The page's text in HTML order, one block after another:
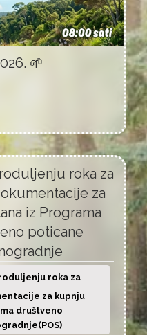
🌱
roka za
za
iz Programa
poticane
roka za
za kupnju
društveno